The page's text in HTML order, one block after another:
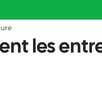
culture
les